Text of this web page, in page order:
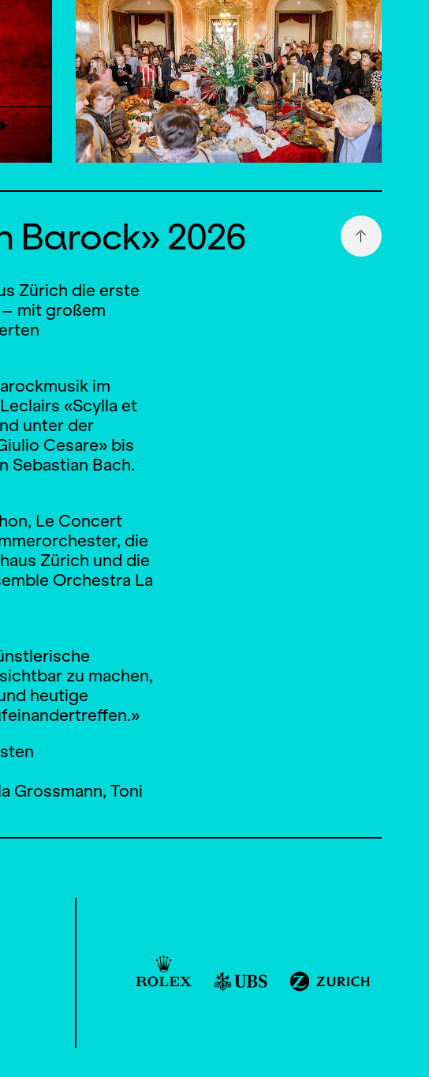
Barock» 2026
Zürich die erste
mit großem
im
«Scylla et
unter der
Cesare» bis
Sebastian Bach.
Le Concert
die
Zürich und die
Orchestra La
zu machen,
heutige
Grossmann, Toni